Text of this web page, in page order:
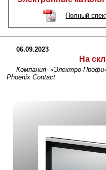
Полный
06.09.2023
На
Компания «Электро-
Phoenix Contact